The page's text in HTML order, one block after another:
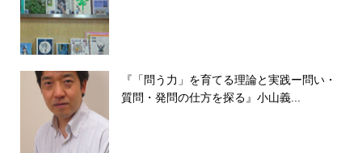
『「問う力」を育てる理論と実践ー問い・
質問・発問の仕方を探る』小山義...